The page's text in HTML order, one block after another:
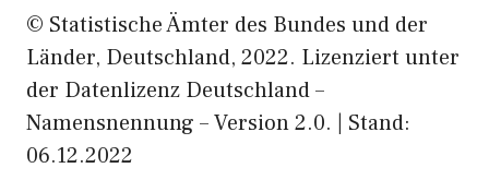
© Statistische Ämter des Bundes und der
Länder, Deutschland, 2022. Lizenziert unter
der Datenlizenz Deutschland –
Namensnennung – Version 2.0. | Stand:
06.12.2022